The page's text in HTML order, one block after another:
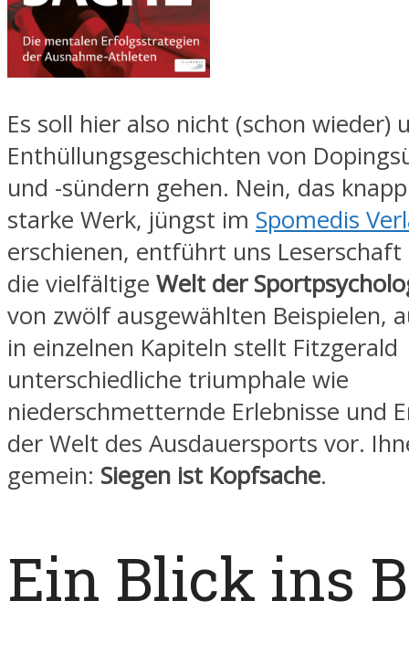
Es soll hier also nicht (schon wieder)
Enthüllungsgeschichten von
und -sündern gehen. Nein, das
starke Werk, jüngst im Spomedis
erschienen, entführt uns
die vielfältige Welt der
von zwölf ausgewählten Beispielen,
in einzelnen Kapiteln stellt Fitzgerald
unterschiedliche triumphale wie
niederschmetternde Erlebnisse und
der Welt des Ausdauersports vor.
gemein: Siegen ist Kopfsache.
Ein Blick ins